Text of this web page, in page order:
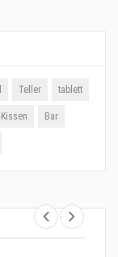
Teller tablett
Kissen Bar